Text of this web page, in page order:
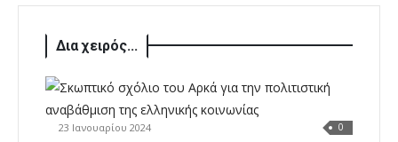
Δια χειρός...
23 Ιανουαρίου 2024 0